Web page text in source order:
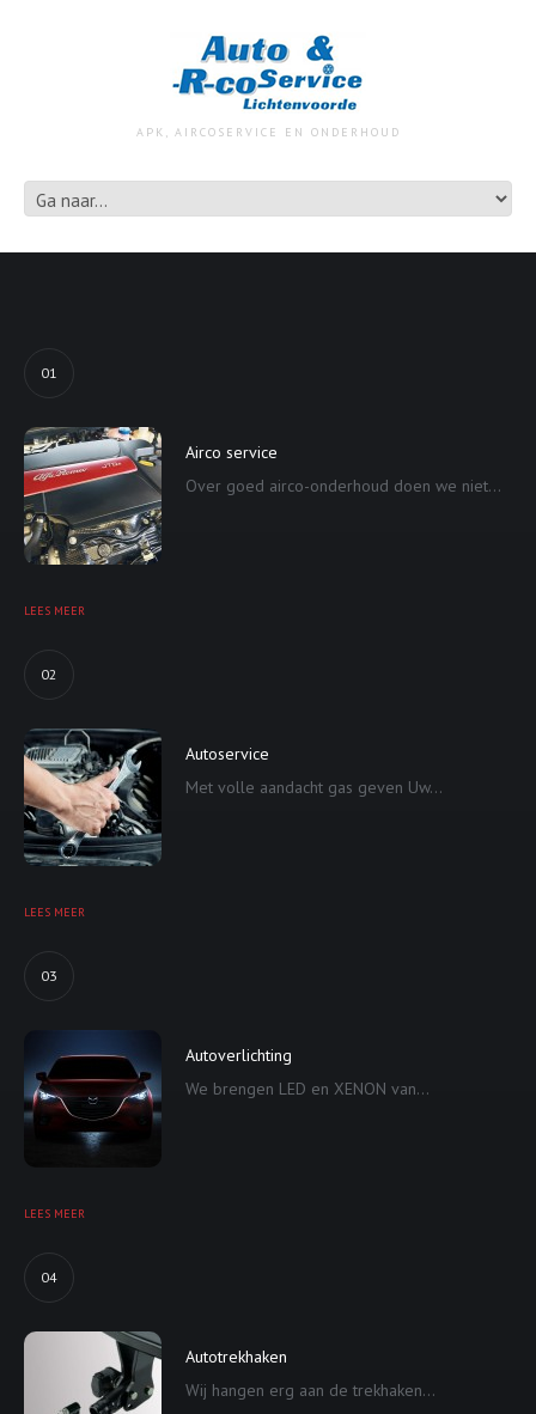
APK, AIRCOSERVICE EN ONDERHOUD
01
Airco service
Over goed airco-onderhoud doen we niet...
LEES MEER
02
Autoservice
Met volle aandacht gas geven Uw...
LEES MEER
03
Autoverlichting
We brengen LED en XENON van...
LEES MEER
04
Autotrekhaken
Wij hangen erg aan de trekhaken...